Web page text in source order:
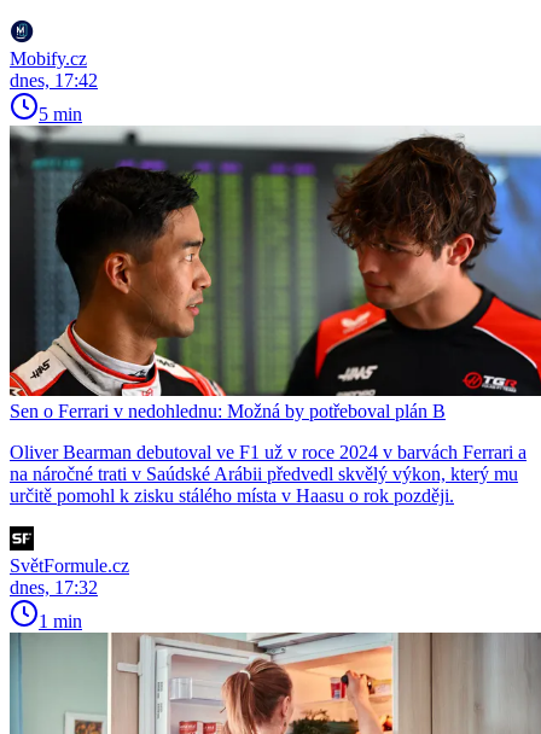
Mobify.cz
dnes, 17:42
5 min
Sen o Ferrari v nedohlednu: Možná by potřeboval plán B
Oliver Bearman debutoval ve F1 už v roce 2024 v barvách Ferrari a
na náročné trati v Saúdské Arábii předvedl skvělý výkon, který mu
určitě pomohl k zisku stálého místa v Haasu o rok později.
SvětFormule.cz
dnes, 17:32
1 min